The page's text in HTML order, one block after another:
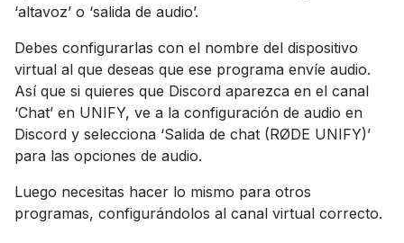
‘altavoz’ o ‘salida de audio’.
Debes configurarlas con el nombre del dispositivo
virtual al que deseas que ese programa envíe audio.
Así que si quieres que Discord aparezca en el canal
‘Chat’ en UNIFY, ve a la configuración de audio en
Discord y selecciona ‘Salida de chat (RØDE UNIFY)’
para las opciones de audio.
Luego necesitas hacer lo mismo para otros
programas, configurándolos al canal virtual correcto.